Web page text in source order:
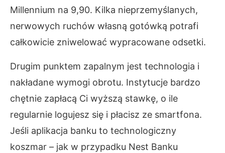
Millennium na 9,90. Kilka nieprzemyślanych,
nerwowych ruchów własną gotówką potrafi
całkowicie zniwelować wypracowane odsetki.
Drugim punktem zapalnym jest technologia i
nakładane wymogi obrotu. Instytucje bardzo
chętnie zapłacą Ci wyższą stawkę, o ile
regularnie logujesz się i płacisz ze smartfona.
Jeśli aplikacja banku to technologiczny
koszmar – jak w przypadku Nest Banku